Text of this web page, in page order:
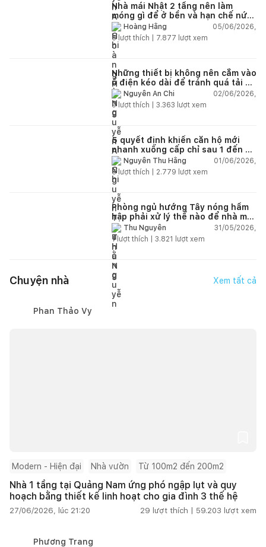
Nhà mái Nhật 2 tầng nên làm
móng gì để ở bền và hạn chế nứt
lún?Hoàng Hằng
05/06/2026,
5lượt thích | 7.877 lượt xem
Những thiết bị không nên cắm vào
ổ điện kéo dài để tránh quá tải và
chập cháy trong nhà
Nguyễn An Chi
02/06/2026,
9lượt thích | 3.363 lượt xem
5 quyết định khiến căn hộ mới
nhanh xuống cấp chỉ sau 1 đến 2
nămNguyễn Thu Hằng
01/06/2026,
5lượt thích | 2.779 lượt xem
Phòng ngủ hướng Tây nóng hầm
hập phải xử lý thế nào để nhà mát
hơn?Thu Nguyễn
31/05/2026,
1lượt thích | 3.821 lượt xem
Chuyện nhà Xem tất cả
Phan Thảo Vy
Modern - Hiện đại Nhà vườn Từ 100m2 đến 200m2
Nhà 1 tầng tại Quảng Nam ứng phó ngập lụt và quy
hoạch bằng thiết kế linh hoạt cho gia đình 3 thế hệ
27/06/2026, lúc 21:20 29 lượt thích | 59.203 lượt xem
Phương Trang